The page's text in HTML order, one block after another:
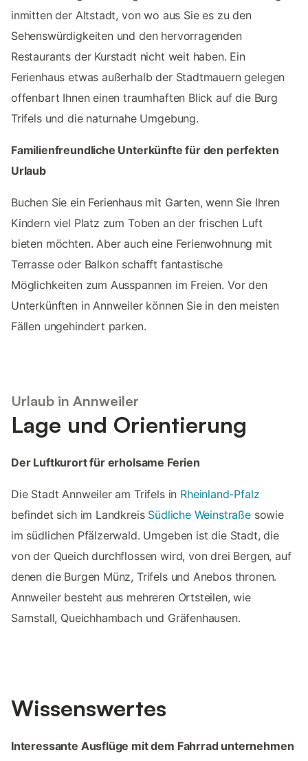
inmitten der Altstadt, von wo aus Sie es zu den
Sehenswürdigkeiten und den hervorragenden
Restaurants der Kurstadt nicht weit haben. Ein
Ferienhaus etwas außerhalb der Stadtmauern gelegen
offenbart Ihnen einen traumhaften Blick auf die Burg
Trifels und die naturnahe Umgebung.
Familienfreundliche Unterkünfte für den perfekten
Urlaub
Buchen Sie ein Ferienhaus mit Garten, wenn Sie Ihren
Kindern viel Platz zum Toben an der frischen Luft
bieten möchten. Aber auch eine Ferienwohnung mit
Terrasse oder Balkon schafft fantastische
Möglichkeiten zum Ausspannen im Freien. Vor den
Unterkünften in Annweiler können Sie in den meisten
Fällen ungehindert parken.
Urlaub in Annweiler
Lage und Orientierung
Der Luftkurort für erholsame Ferien
Die Stadt Annweiler am Trifels in Rheinland-Pfalz
befindet sich im Landkreis Südliche Weinstraßesowie
im südlichen Pfälzerwald. Umgeben ist die Stadt, die
von der Queich durchflossen wird, von drei Bergen, auf
denen die Burgen Münz, Trifels und Anebos thronen.
Annweiler besteht aus mehreren Ortsteilen, wie
Sarnstall, Queichhambach und Gräfenhausen.
Wissenswertes
Interessante Ausflüge mit dem Fahrrad unternehmen